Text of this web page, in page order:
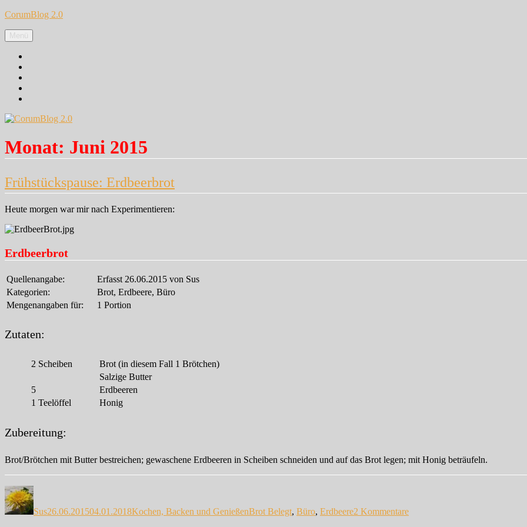
Zum
springen
CorumBlog 2.0
Menü
Monat: Juni 2015
Frühstückspause: Erdbeerbrot
Heute morgen war mir nach Experimentieren:
Erdbeerbrot
Quellenangabe:
Erfasst 26.06.2015 von Sus
Kategorien:
Brot, Erdbeere, Büro
Mengenangaben für:
1 Portion
Zutaten:
2 Scheiben
Brot (in diesem Fall 1 Brötchen)
Salzige Butter
5
Erdbeeren
1 Teelöffel Honig
Zubereitung:
Brot/Brötchen mit Butter bestreichen; gewaschene Erdbeeren in Scheiben schneiden und auf das Brot legen; mit Honig beträufeln.
Autor
Sus26.06.201504.01.2018Kochen, Backen und GenießenBrot Belegt, Büro, Erdbeere2 KommentareErdbeerbrot